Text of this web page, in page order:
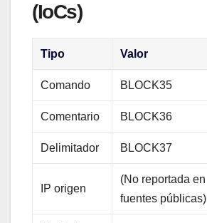
(IoCs)
Tipo Valor
Comando BLOCK35
Comentario BLOCK36
Delimitador BLOCK37
IP origen
(No reportada en
fuentes públicas)